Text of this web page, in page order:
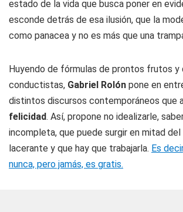
estado de la vida que busca poner en
esconde detrás de esa ilusión, que la
como panacea y no es más que una
Huyendo de fórmulas de prontos frutos y
conductistas, Gabriel Rolón pone en
distintos discursos contemporáneos que
felicidad. Así, propone no idealizarle,
incompleta, que puede surgir en mitad del
lacerante y que hay que trabajarla. Es
nunca, pero jamás, es gratis.